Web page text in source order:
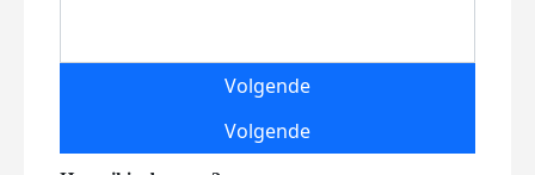
Volgende
Volgende